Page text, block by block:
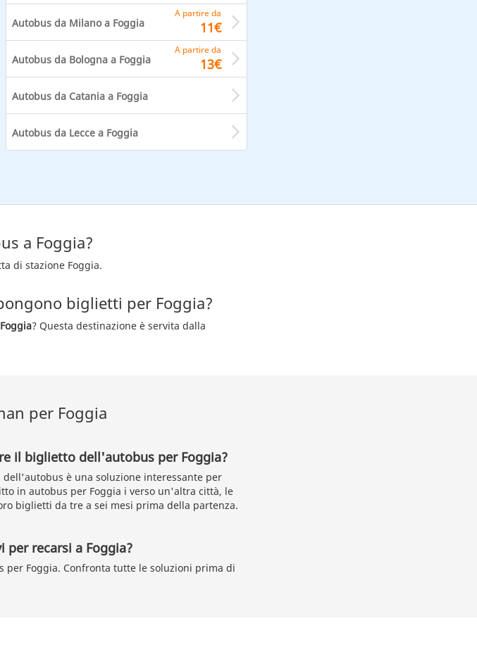
A partire da
11€
Autobus da Milano a Foggia
A partire da
13€
Autobus da Bologna a Foggia
Autobus da Catania a Foggia
Autobus da Lecce a Foggia
a Foggia?
di stazione Foggia.
biglietti per Foggia?
? Questa destinazione è servita dalla
per Foggia
il biglietto dell'autobus per Foggia?
è una soluzione interessante per
in autobus per Foggia i verso un'altra città, le
biglietti da tre a sei mesi prima della partenza.
recarsi a Foggia?
Foggia. Confronta tutte le soluzioni prima di